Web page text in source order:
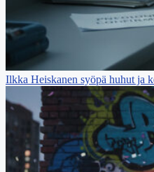
Ilkka Heiskanen syöpä huhut ja